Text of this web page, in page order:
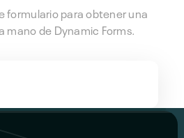
formulario para obtener una
mano de Dynamic Forms.